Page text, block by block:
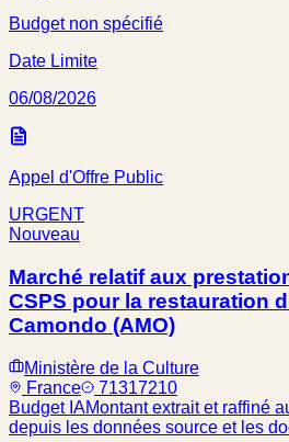
Budget non spécifié
Date Limite
06/08/2026
Appel d'Offre Public
URGENT
Nouveau
Marché relatif aux
CSPS pour la restauration
Camondo (AMO)
Ministère de la Culture
France
71317210
Budget IAMontant extrait et raffiné
depuis les données source et les